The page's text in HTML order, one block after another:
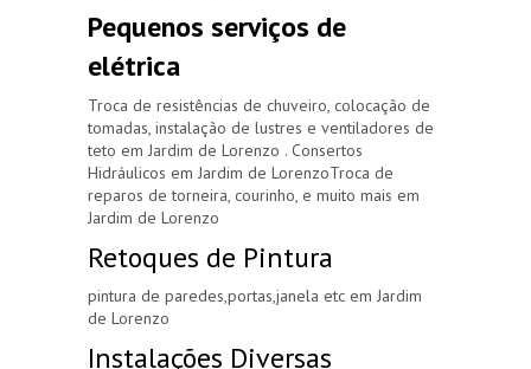
Pequenos serviços de
elétrica
Troca de resistências de chuveiro, colocação de
tomadas, instalação de lustres e ventiladores de
teto em Jardim de Lorenzo . Consertos
Hidráulicos em Jardim de LorenzoTroca de
reparos de torneira, courinho, e muito mais em
Jardim de Lorenzo
Retoques de Pintura
pintura de paredes,portas,janela etc em Jardim
de Lorenzo
Instalações Diversas